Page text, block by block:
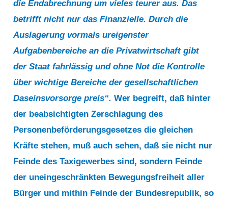
die Endabrechnung um vieles teurer aus. Das
betrifft nicht nur das Finanzielle. Durch die
Auslagerung vormals ureigenster
Aufgabenbereiche an die Privatwirtschaft gibt
der Staat fahrlässig und ohne Not die Kontrolle
über wichtige Bereiche der gesellschaftlichen
Daseinsvorsorge preis“.Wer begreift, daß hinter
der beabsichtigten Zerschlagung des
Personenbeförderungsgesetzes die gleichen
Kräfte stehen, muß auch sehen, daß sie nicht nur
Feinde des Taxigewerbes sind, sondern Feinde
der uneingeschränkten Bewegungsfreiheit aller
Bürger und mithin Feinde der Bundesrepublik, so